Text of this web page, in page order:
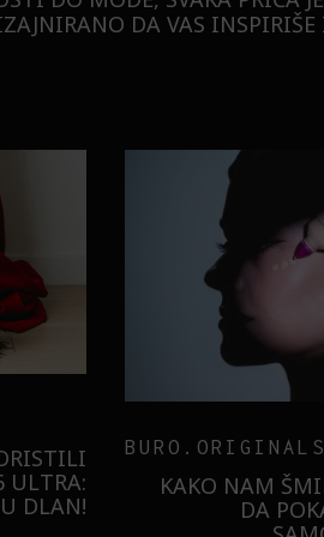
DA VAS
ULTRA:
DLAN!
BURO.ORIGINALS
KAKO NAM
DA